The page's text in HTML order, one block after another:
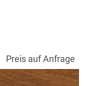
Preis auf Anfrage